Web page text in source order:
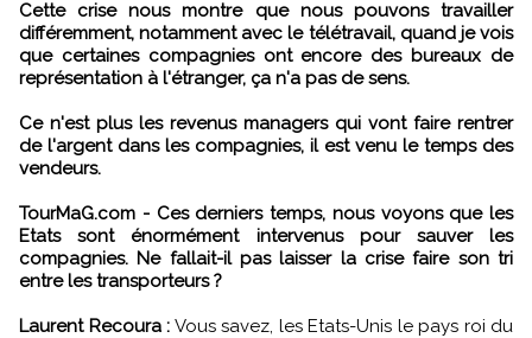
Cette crise nous montre que nous pouvons travailler
différemment, notamment avec le télétravail, quand je vois
que certaines compagnies ont encore des bureaux de
représentation à l'étranger, ça n'a pas de sens.
Ce n'est plus les revenus managers qui vont faire rentrer
de l'argent dans les compagnies, il est venu le temps des
vendeurs.
TourMaG.com - Ces derniers temps, nous voyons que les
Etats sont énormément intervenus pour sauver les
compagnies. Ne fallait-il pas laisser la crise faire son tri
entre les transporteurs ?
Laurent Recoura : Vous savez, les Etats-Unis le pays roi du